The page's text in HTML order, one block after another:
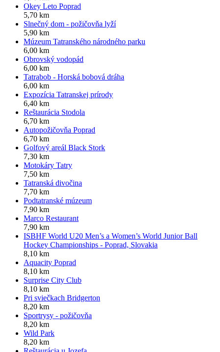
Okey Leto Poprad
5,70 km
Slnečný dom - požičovňa lyží
5,90 km
Múzeum Tatranského národného parku
6,00 km
Obrovský vodopád
6,00 km
Tatrabob - Horská bobová dráha
6,00 km
Expozícia Tatranskej prírody
6,40 km
Reštaurácia Stodola
6,70 km
Autopožičovňa Poprad
6,70 km
Golfový areál Black Stork
7,30 km
Motokáry Tatry
7,50 km
Tatranská divočina
7,70 km
Podtatranské múzeum
7,90 km
Marco Restaurant
7,90 km
ISBHF World U20 Men’s a Women’s World Junior Ball
Hockey Championships - Poprad, Slovakia
8,10 km
Aquacity Poprad
8,10 km
Surprise City Club
8,10 km
Pri sviečkach Bridgerton
8,20 km
Sportrysy - požičovňa
8,20 km
Wild Park
8,20 km